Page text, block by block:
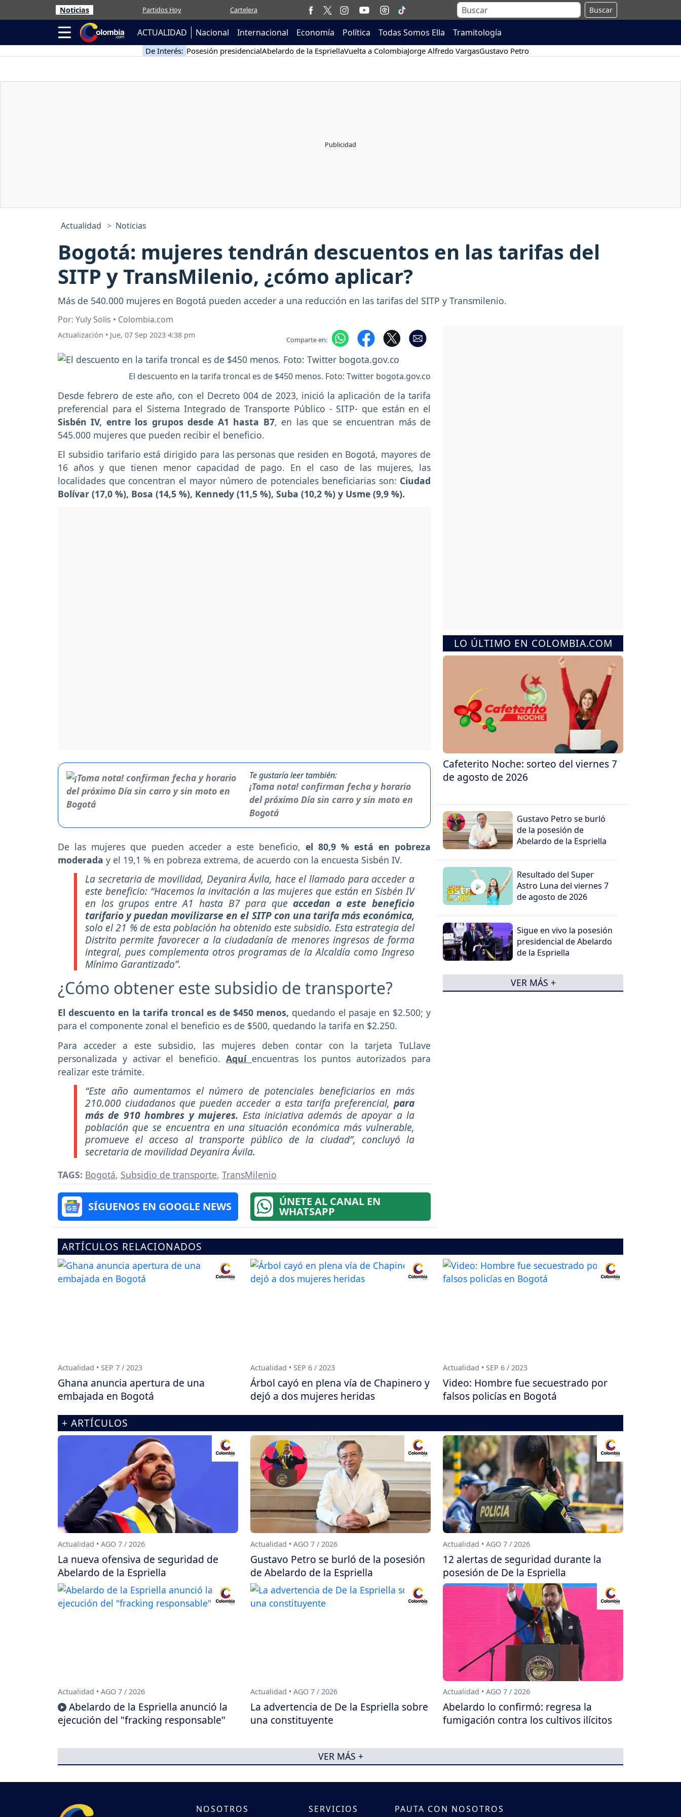
Noticias Partidos Hoy Cartelera Buscar
ACTUALIDAD Nacional Internacional Economía Política Todas Somos Ella Tramitología
De Interés: Posesión presidencialAbelardo de la EspriellaVuelta a ColombiaJorge Alfredo VargasGustavo Petro
Actualidad Noticias
Bogotá: mujeres tendrán descuentos en las tarifas del
SITP y TransMilenio, ¿cómo aplicar?
Más de 540.000 mujeres en Bogotá pueden acceder a una reducción en las tarifas del SITP y Transmilenio.
Por: Yuly Solis • Colombia.com
Actualización • Jue, 07 Sep 2023 4:38 pm Comparte en:
El descuento en la tarifa troncal es de $450 menos. Foto: Twitter bogota.gov.co
Desde febrero de este año, con el Decreto 004 de 2023, inició la aplicación de la tarifa
preferencial para el Sistema Integrado de Transporte Público - SITP- que están en el
Sisbén IV, entre los grupos desde A1 hasta B7, en las que se encuentran más de
545.000 mujeres que pueden recibir el beneficio.
El subsidio tarifario está dirigido para las personas que residen en Bogotá, mayores de
16 años y que tienen menor capacidad de pago. En el caso de las mujeres, las
localidades que concentran el mayor número de potenciales beneficiarias son: Ciudad
Bolívar (17,0 %), Bosa (14,5 %), Kennedy (11,5 %), Suba (10,2 %) y Usme (9,9 %).
Te gustaría leer también:
¡Toma nota! confirman fecha y horario
del próximo Día sin carro y sin moto en
Bogotá
De las mujeres que pueden acceder a este beneficio, el 80,9 % está en pobreza
moderada y el 19,1 % en pobreza extrema, de acuerdo con la encuesta Sisbén IV.
La secretaria de movilidad, Deyanira Ávila, hace el llamado para acceder a
este beneficio: “Hacemos la invitación a las mujeres que están en Sisbén IV
en los grupos entre A1 hasta B7 para queaccedan a este beneficio
tarifario y puedan movilizarse en el SITP con una tarifa más económica,
solo el 21 % de esta población ha obtenido este subsidio. Esta estrategia del
Distrito permite favorecer a la ciudadanía de menores ingresos de forma
integral, pues complementa otros programas de la Alcaldía como Ingreso
Mínimo Garantizado”.
¿Cómo obtener este subsidio de transporte?
El descuento en la tarifa troncal es de $450 menos, quedando el pasaje en $2.500; y
para el componente zonal el beneficio es de $500, quedando la tarifa en $2.250.
Para acceder a este subsidio, las mujeres deben contar con la tarjeta TuLlave
personalizada y activar el beneficio. Aquí encuentras los puntos autorizados para
realizar este trámite.
“Este año aumentamos el número de potenciales beneficiarios en más
210.000 ciudadanos que pueden acceder a esta tarifa preferencial, para
más de 910 hombres y mujeres. Esta iniciativa además de apoyar a la
población que se encuentra en una situación económica más vulnerable,
promueve el acceso al transporte público de la ciudad”, concluyó la
secretaria de movilidad Deyanira Ávila.
TAGS: Bogotá, Subsidio de transporte, TransMilenio
SÍGUENOS EN GOOGLE NEWS ÚNETE AL CANAL EN
WHATSAPP
LO ÚLTIMO EN COLOMBIA.COM
Cafeterito Noche: sorteo del viernes 7
de agosto de 2026
Gustavo Petro se burló
de la posesión de
Abelardo de la Espriella
Resultado del Super
Astro Luna del viernes 7
de agosto de 2026
Sigue en vivo la posesión
presidencial de Abelardo
de la Espriella
VER MÁS +
ARTÍCULOS RELACIONADOS
Actualidad • SEP 7 / 2023
Ghana anuncia apertura de una
embajada en Bogotá
Actualidad • SEP 6 / 2023
Árbol cayó en plena vía de Chapinero y
dejó a dos mujeres heridas
Actualidad • SEP 6 / 2023
Video: Hombre fue secuestrado por
falsos policías en Bogotá
+ ARTÍCULOS
Actualidad • AGO 7 / 2026
La nueva ofensiva de seguridad de
Abelardo de la Espriella
Actualidad • AGO 7 / 2026
Gustavo Petro se burló de la posesión
de Abelardo de la Espriella
Actualidad • AGO 7 / 2026
12 alertas de seguridad durante la
posesión de De la Espriella
Actualidad • AGO 7 / 2026
Abelardo de la Espriella anunció la
ejecución del "fracking responsable"
Actualidad • AGO 7 / 2026
La advertencia de De la Espriella sobre
una constituyente
Actualidad • AGO 7 / 2026
Abelardo lo confirmó: regresa la
fumigación contra los cultivos ilícitos
VER MÁS +
NOSOTROS SERVICIOS PAUTA CON NOSOTROS